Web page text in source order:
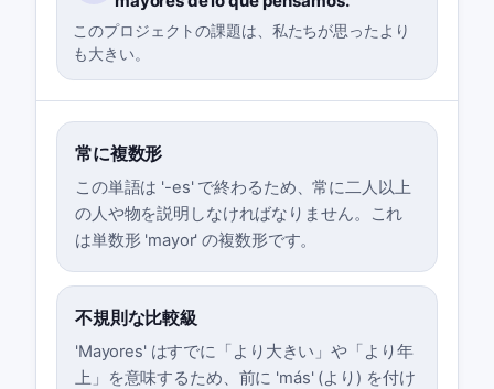
このプロジェクトの課題は、私たちが思ったより
も大きい。
常に複数形
この単語は '-es' で終わるため、常に二人以上
の人や物を説明しなければなりません。これ
は単数形 'mayor' の複数形です。
不規則な比較級
'Mayores' はすでに「より大きい」や「より年
上」を意味するため、前に 'más' (より) を付け